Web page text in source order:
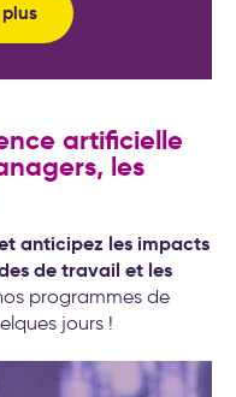
artificielle
les
anticipez les impacts
de travail et les
programmes de
jours !